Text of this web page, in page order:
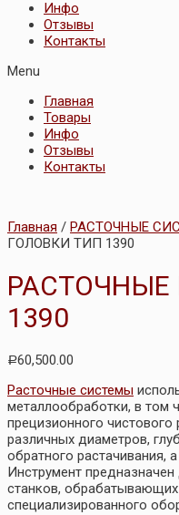
Инфо
Отзывы
Контакты
Menu
Главная
Товары
Инфо
Отзывы
Контакты
Главная / РАСТОЧНЫЕ
ГОЛОВКИ ТИП 1390
РАСТОЧНЫЕ
1390
Р60,500.00
Расточные системы
металлообработки, в том
прецизионного чистового
различных диаметров,
обратного растачивания,
Инструмент
станков,
специализированного